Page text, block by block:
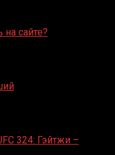
на сайте?
324: Гэйтжи –